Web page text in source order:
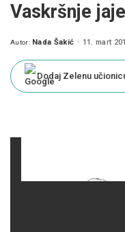
Vaskršnje jaje
Posted
Autor: Nada Šakić 11. mart
Dodaj Zelenu